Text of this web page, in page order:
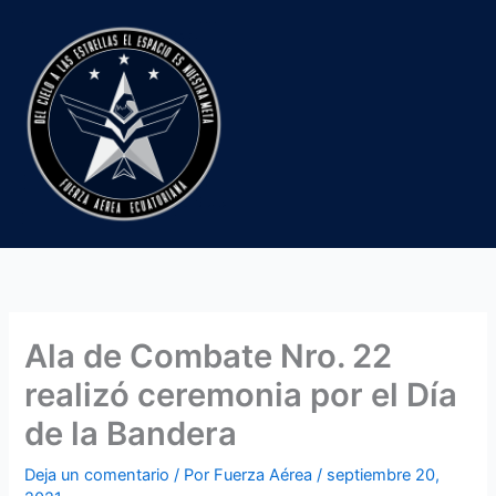
contenido
Ala de Combate Nro. 22
realizó ceremonia por el Día
de la Bandera
Deja un comentario / Por Fuerza Aérea/ septiembre 20,